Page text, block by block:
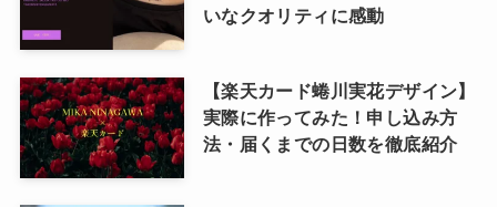
いなクオリティに感動
【楽天カード蜷川実花デザイン】
実際に作ってみた！申し込み方
法・届くまでの日数を徹底紹介